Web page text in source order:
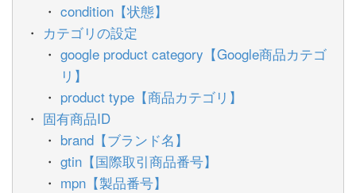
condition【状態】
カテゴリの設定
google product category【Google商品カテゴ
リ】
product type【商品カテゴリ】
固有商品ID
brand【ブランド名】
gtin【国際取引商品番号】
mpn【製品番号】